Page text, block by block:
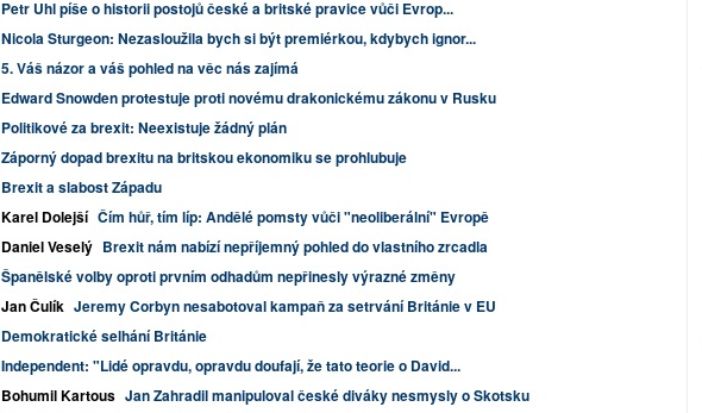
Petr Uhl píše o historii postojů české a britské pravice vůči Evrop...
Nicola Sturgeon: Nezasloužila bych si být premiérkou, kdybych ignor...
5. Váš názor a váš pohled na věc nás zajímá
Edward Snowden protestuje proti novému drakonickému zákonu v Rusku
Politikové za brexit: Neexistuje žádný plán
Záporný dopad brexitu na britskou ekonomiku se prohlubuje
Brexit a slabost Západu
Karel Dolejší Čím hůř, tím líp: Andělé pomsty vůči "neoliberální" Evropě
Daniel Veselý Brexit nám nabízí nepříjemný pohled do vlastního zrcadla
Španělské volby oproti prvním odhadům nepřinesly výrazné změny
Jan Čulík Jeremy Corbyn nesabotoval kampaň za setrvání Británie v EU
Demokratické selhání Británie
Independent: "Lidé opravdu, opravdu doufají, že tato teorie o David...
Bohumil Kartous Jan Zahradil manipuloval české diváky nesmysly o Skotsku